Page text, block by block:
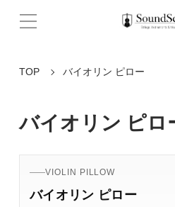
TOP バイオリン ピロー
バイオリン ピロ
VIOLIN PILLOW
バイオリン ピロー